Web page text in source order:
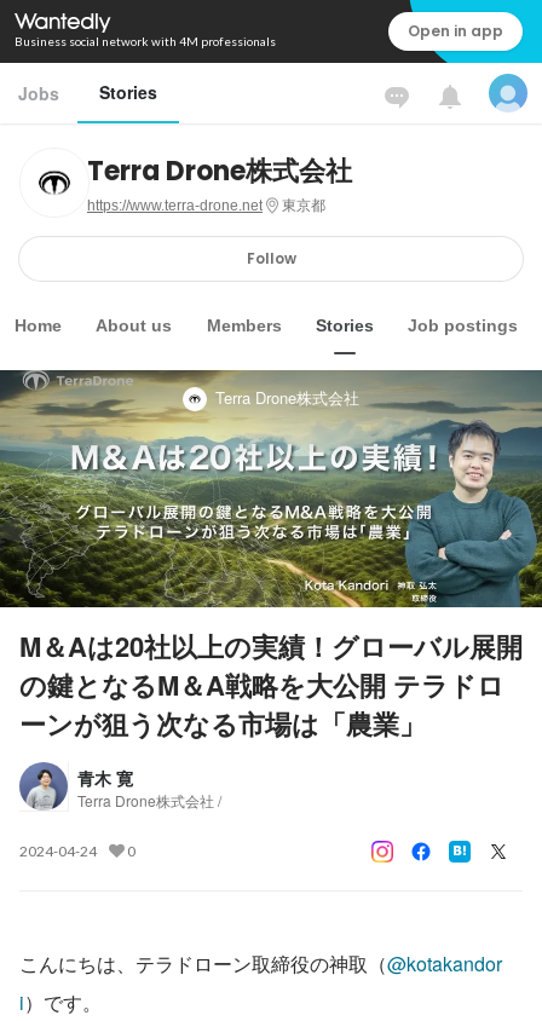
Business social network with 4M professionals Open in app
Jobs Stories
Terra Drone株式会社
https://www.terra-drone.net 東京都
Follow
Home About us Members Stories Job postings
Terra Drone株式会社
M＆Aは20社以上の実績！グローバル展開
の鍵となるM＆A戦略を大公開 テラドロ
ーンが狙う次なる市場は「農業」
青木 寛
Terra Drone株式会社 /
2024-04-24 0
こんにちは、テラドローン取締役の神取（@kotakandor
i）です。